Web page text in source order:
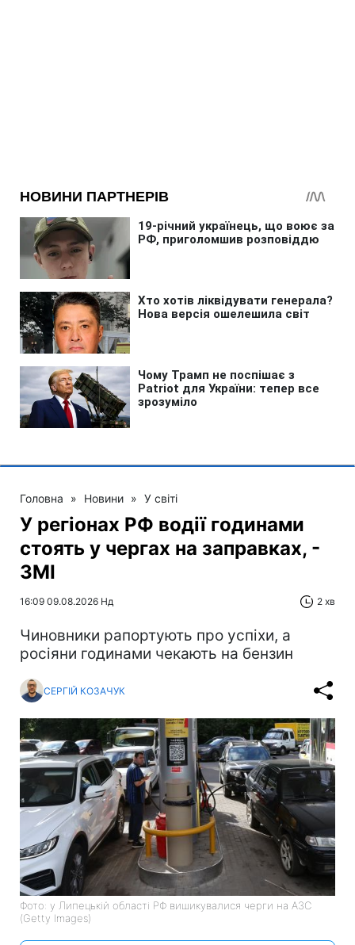
Головна » Новини » У світі
У регіонах РФ водії годинами
стоять у чергах на заправках, -
ЗМІ
16:09 09.08.2026 Нд 2 хв
Чиновники рапортують про успіхи, а
росіяни годинами чекають на бензин
СЕРГІЙ КОЗАЧУК
Фото: у Липецькій області РФ вишикувалися черги на АЗС
(Getty Images)